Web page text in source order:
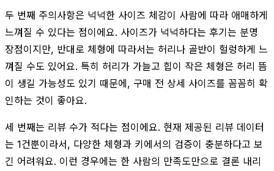
두 번째 주의사항은 넉넉한 사이즈 체감이 사람에 따라 애매하게
느껴질 수 있다는 점이에요. 사이즈가 넉넉하다는 후기는 분명
장점이지만, 반대로 체형에 따라서는 허리나 골반이 헐렁하게 느
껴질 수도 있어요. 특히 허리가 가늘고 힙이 작은 체형은 허리 뜸
이 생길 가능성도 있기 때문에, 구매 전 상세 사이즈를 꼼꼼히 확
인하는 것이 좋아요.
세 번째는 리뷰 수가 적다는 점이에요. 현재 제공된 리뷰 데이터
는 1건뿐이라서, 다양한 체형과 키에서의 검증이 충분하다고 보
긴 어려워요. 이런 경우에는 한 사람의 만족도만으로 결론 내리